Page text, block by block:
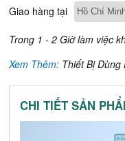
Giao hàng tại
Trong 1 - 2 Giờ làm việc
Xem Thêm: Thiết Bị Dùng
CHI TIẾT SẢN